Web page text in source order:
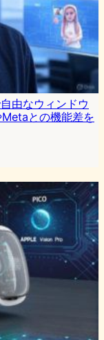
由なウィンドウ
との機能差を